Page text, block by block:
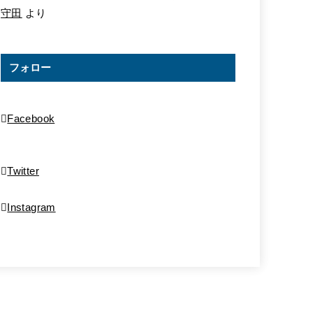
守田
より
フォロー
Facebook
Twitter
Instagram